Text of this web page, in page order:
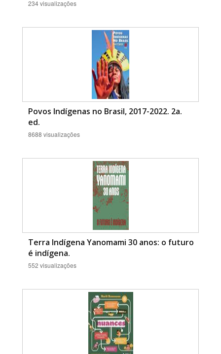
234 visualizações
Povos Indígenas no Brasil, 2017-2022. 2a.
ed.
8688 visualizações
Terra Indígena Yanomami 30 anos: o futuro
é indígena.
552 visualizações